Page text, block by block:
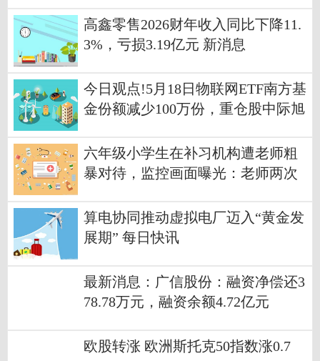
高鑫零售2026财年收入同比下降11.
3%，亏损3.19亿元 新消息
今日观点!5月18日物联网ETF南方基
金份额减少100万份，重仓股中际旭
六年级小学生在补习机构遭老师粗
暴对待，监控画面曝光：老师两次
算电协同推动虚拟电厂迈入“黄金发
展期” 每日快讯
最新消息：广信股份：融资净偿还3
78.78万元，融资余额4.72亿元
欧股转涨 欧洲斯托克50指数涨0.7